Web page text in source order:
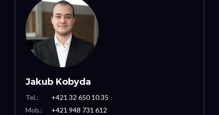
Jakub Kobyda
Tel.:
Mob.:
+421 32 650 10 35
+421 948 731 612